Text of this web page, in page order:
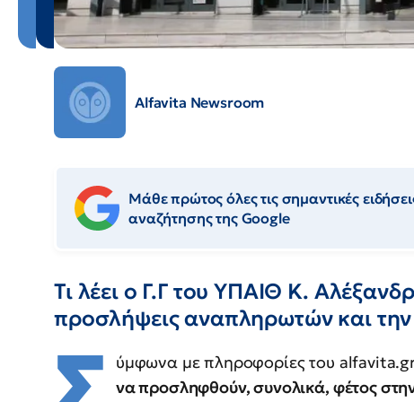
Alfavita Newsroom
Μάθε πρώτος όλες τις σημαντικές
αναζήτησης της Google
Τι λέει ο Γ.Γ του ΥΠΑΙΘ Κ.
προσλήψεις αναπληρωτών και
ύμφωνα με πληροφορίες του
να προσληφθούν, συνολικά, φέτος